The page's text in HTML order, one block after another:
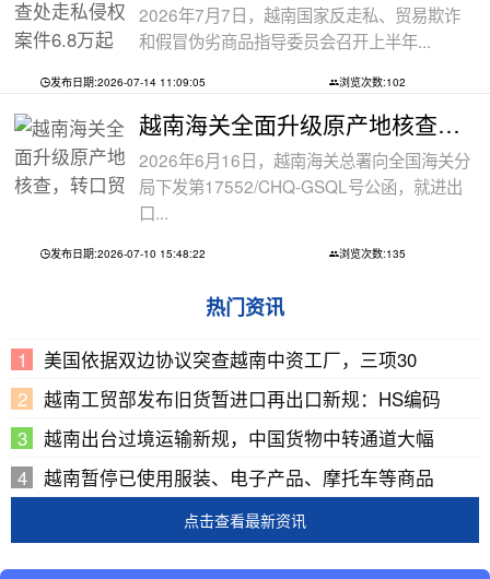
2026年7月7日，越南国家反走私、贸易欺诈
和假冒伪劣商品指导委员会召开上半年...
发布日期:2026-07-14 11:09:05 浏览次数:102
越南海关全面升级原产地核查，转口贸易
2026年6月16日，越南海关总署向全国海关分
局下发第17552/CHQ-GSQL号公函，就进出
口...
发布日期:2026-07-10 15:48:22 浏览次数:135
热门资讯
美国依据双边协议突查越南中资工厂，三项30
越南工贸部发布旧货暂进口再出口新规：HS编码
越南出台过境运输新规，中国货物中转通道大幅
越南暂停已使用服装、电子产品、摩托车等商品
点击查看最新资讯